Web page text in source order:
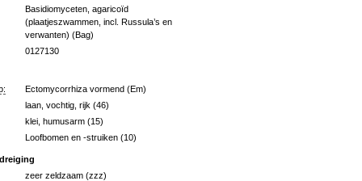
Basidiomyceten, agaricoïd
(plaatjeszwammen, incl. Russula’s en
verwanten) (Bag)
0127130
Ectomycorrhiza vormend (Em)
laan, vochtig, rijk (46)
klei, humusarm (15)
Loofbomen en -struiken (10)
zeer zeldzaam (zzz)